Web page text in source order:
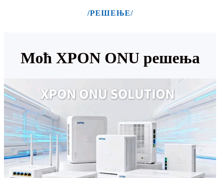
/РЕШЕЊЕ/
Моћ XPON ONU решења